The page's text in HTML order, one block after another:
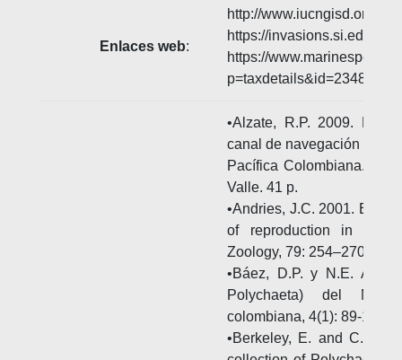
Enlaces web:
http://www.iucngisd.org/
https://invasions.si.edu/
https://
p=taxdetails&id=234850
•Alzate, R.P. 2009.
canal de navegación de la
Pacífica Colombiana.
Valle. 41 p.
•Andries, J.C. 2001.
of reproduction in
Zoology, 79: 254–270.
•Báez, D.P. y N.E.
Polychaeta) del Mar
colombiana, 4(1): 89-109.
•Berkeley, E. and C.